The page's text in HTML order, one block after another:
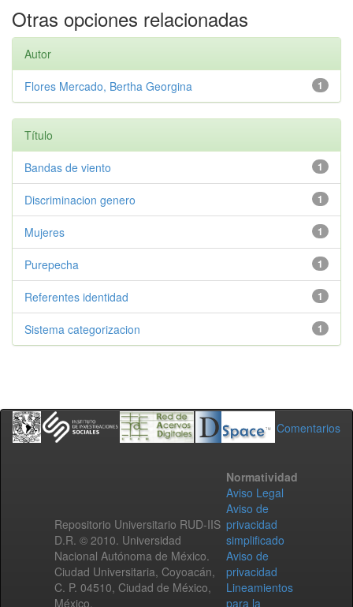
Otras opciones relacionadas
Autor
1
Flores Mercado, Bertha Georgina
Título
1
Bandas de viento
1
Discriminacion genero
1
Mujeres
1
Purepecha
1
Referentes identidad
1
Sistema categorizacion
Comentarios
Repositorio Universitario RUD-IIS
D.R. © 2010. Universidad
Nacional Autónoma de México.
Ciudad Universitaria, Coyoacán,
C. P. 04510, Ciudad de México,
México.
Normatividad
Aviso Legal
Aviso de
privacidad
simplificado
Aviso de
privacidad
Lineamientos
para la